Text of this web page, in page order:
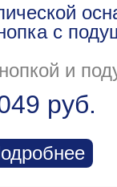
с
и
руб.